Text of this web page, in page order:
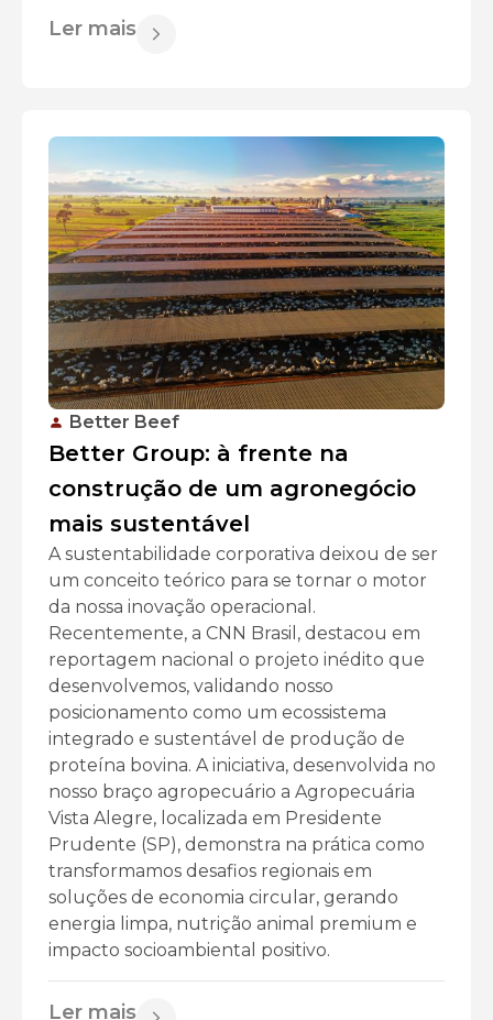
Ler mais
Better Beef
Better Group: à frente na
construção de um agronegócio
mais sustentável
A sustentabilidade corporativa deixou de ser
um conceito teórico para se tornar o motor
da nossa inovação operacional.
Recentemente, a CNN Brasil, destacou em
reportagem nacional o projeto inédito que
desenvolvemos, validando nosso
posicionamento como um ecossistema
integrado e sustentável de produção de
proteína bovina. A iniciativa, desenvolvida no
nosso braço agropecuário a Agropecuária
Vista Alegre, localizada em Presidente
Prudente (SP), demonstra na prática como
transformamos desafios regionais em
soluções de economia circular, gerando
energia limpa, nutrição animal premium e
impacto socioambiental positivo.
Ler mais